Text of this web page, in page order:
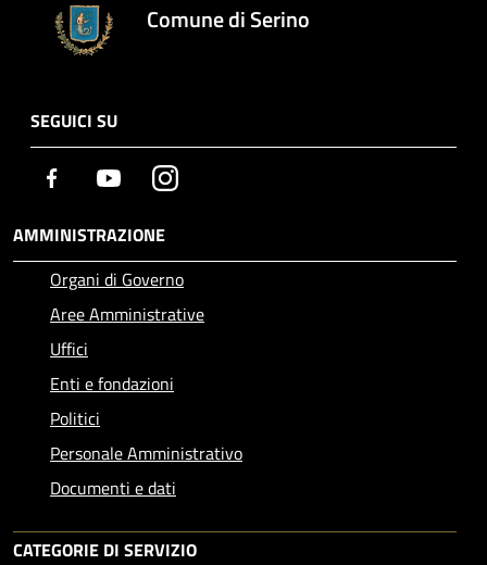
Comune di Serino
SEGUICI SU
Facebook YoutubeInstagram
AMMINISTRAZIONE
Organi di Governo
Aree Amministrative
Uffici
Enti e fondazioni
Politici
Personale Amministrativo
Documenti e dati
CATEGORIE DI SERVIZIO